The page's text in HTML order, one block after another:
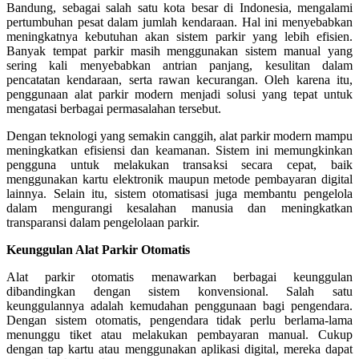
Bandung, sebagai salah satu kota besar di Indonesia, mengalami
pertumbuhan pesat dalam jumlah kendaraan. Hal ini menyebabkan
meningkatnya kebutuhan akan sistem parkir yang lebih efisien.
Banyak tempat parkir masih menggunakan sistem manual yang
sering kali menyebabkan antrian panjang, kesulitan dalam
pencatatan kendaraan, serta rawan kecurangan. Oleh karena itu,
penggunaan alat parkir modern menjadi solusi yang tepat untuk
mengatasi berbagai permasalahan tersebut.
Dengan teknologi yang semakin canggih, alat parkir modern mampu
meningkatkan efisiensi dan keamanan. Sistem ini memungkinkan
pengguna untuk melakukan transaksi secara cepat, baik
menggunakan kartu elektronik maupun metode pembayaran digital
lainnya. Selain itu, sistem otomatisasi juga membantu pengelola
dalam mengurangi kesalahan manusia dan meningkatkan
transparansi dalam pengelolaan parkir.
Keunggulan Alat Parkir Otomatis
Alat parkir otomatis menawarkan berbagai keunggulan
dibandingkan dengan sistem konvensional. Salah satu
keunggulannya adalah kemudahan penggunaan bagi pengendara.
Dengan sistem otomatis, pengendara tidak perlu berlama-lama
menunggu tiket atau melakukan pembayaran manual. Cukup
dengan tap kartu atau menggunakan aplikasi digital, mereka dapat